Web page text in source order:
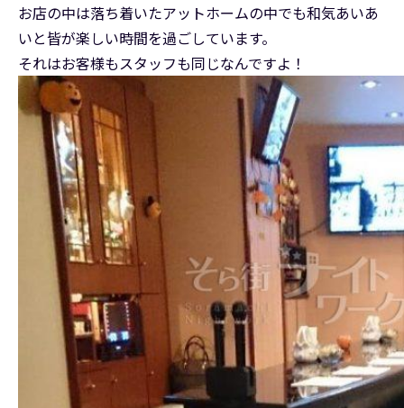
お店の中は落ち着いたアットホームの中でも和気あいあ
いと皆が楽しい時間を過ごしています。
それはお客様もスタッフも同じなんですよ！